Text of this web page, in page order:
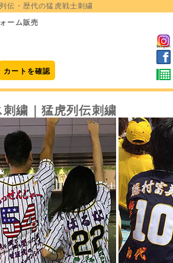
伝・歴代の猛虎戦士刺繍
ーム販売
カートを確認
刺繍｜猛虎列伝刺繍